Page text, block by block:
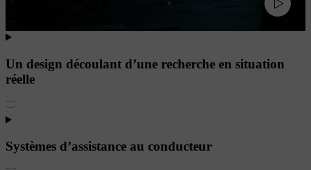
Un design découlant d’une recherche en situation
réelle
Systèmes d’assistance au conducteur